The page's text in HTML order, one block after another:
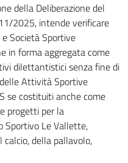
della Deliberazione del
2025, intende verificare
Società Sportive
in forma aggregata come
dilettantistici senza fine di
Attività Sportive
se costituiti anche come
progetti per la
Sportivo Le Vallette,
della pallavolo,